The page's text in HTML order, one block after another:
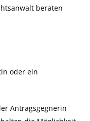
beraten
oder ein
Antragsgegnerin